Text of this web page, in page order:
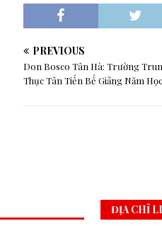
PREVIOUS
Don Bosco Tân Hà: Trường
Thục Tân Tiến Bế Giảng Năm
ĐỊA CHỈ